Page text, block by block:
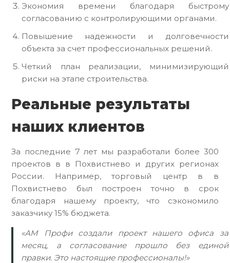
Экономия времени благодаря быстрому
согласованию с контролирующими органами.
Повышение надежности и долговечности
объекта за счет профессиональных решений.
Четкий план реализации, минимизирующий
риски на этапе строительства.
Реальные результаты
наших клиентов
За последние 7 лет мы разработали более 300
проектов в в Похвистнево и других регионах
России. Например, торговый центр в в
Похвистнево был построен точно в срок
благодаря нашему проекту, что сэкономило
заказчику 15% бюджета.
«АМ Профи создали проект нашего офиса за
месяц, а согласование прошло без единой
правки. Это настоящие профессионалы!»